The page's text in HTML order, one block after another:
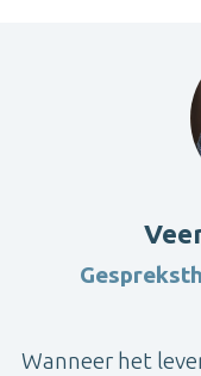
Wanneer het